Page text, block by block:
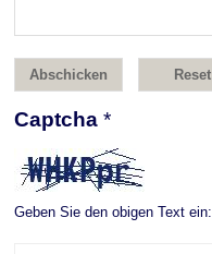
Captcha *
Geben Sie den obigen Text ein: